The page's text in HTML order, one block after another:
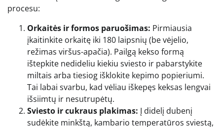
procesu:
Orkaitės ir formos paruošimas: Pirmiausia
įkaitinkite orkaitę iki 180 laipsnių (be vėjelio,
režimas viršus-apačia). Pailgą kekso formą
ištepkite nedideliu kiekiu sviesto ir pabarstykite
miltais arba tiesiog išklokite kepimo popieriumi.
Tai labai svarbu, kad vėliau iškepęs keksas lengvai
išsiimtų ir nesutrupėtų.
Sviesto ir cukraus plakimas: Į didelį dubenį
sudėkite minkštą, kambario temperatūros sviestą,